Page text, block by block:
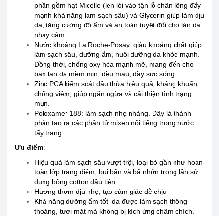
phần gồm hạt Micelle (len lỏi vào tận lỗ chân lông đẩy
mạnh khả năng làm sạch sâu) và Glycerin giúp làm dịu
da, tăng cường độ ẩm và an toàn tuyệt đối cho làn da
nhạy cảm
Nước khoáng La Roche-Posay: giàu khoáng chất giúp
làm sạch sâu, dưỡng ẩm, nuôi dưỡng da khỏe mạnh.
Đồng thời, chống oxy hóa mạnh mẽ, mang đến cho
bạn làn da mềm mịn, đều màu, đầy sức sống.
Zinc PCA kiểm soát dầu thừa hiệu quả, kháng khuẩn,
chống viêm, giúp ngăn ngừa và cải thiện tình trạng
mụn.
Poloxamer 188: làm sạch nhẹ nhàng. Đây là thành
phần tạo ra các phân tử mixen nổi tiếng trong nước
tẩy trang.
Ưu điểm:
Hiệu quả làm sạch sâu vượt trội, loại bỏ gần như hoàn
toàn lớp trang điểm, bụi bẩn và bã nhờn trong lần sử
dụng bông cotton đầu tiên.
Hương thơm dịu nhẹ, tạo cảm giác dễ chịu
Khả năng dưỡng ẩm tốt, da được làm sạch thông
thoáng, tươi mát mà không bị kích ứng châm chích.